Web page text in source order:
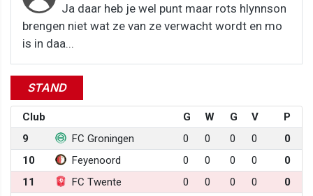
Ja daar heb je wel punt maar rots hlynnson
brengen niet wat ze van ze verwacht wordt en mo
is in daa...
STAND
Club G W G V
P
9
FC Groningen 0 0 0 0
0
10
Feyenoord 0 0 0 0
0
11
FC Twente 0 0 0 0
0